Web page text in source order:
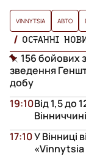
VINNYTSIA АВТО
ОСТАННІ
156 бойових
зведення
добу
Від 1,5 до
19:10
У Вінниці
«Vinnytsia
17:10